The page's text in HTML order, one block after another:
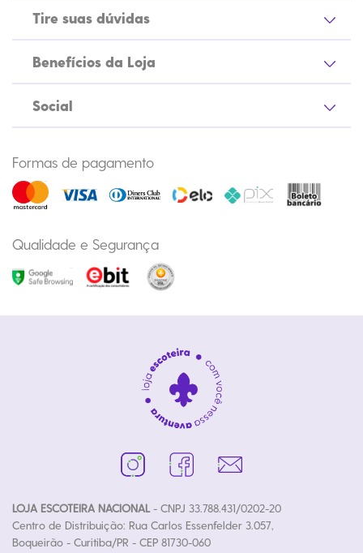
Tire suas dúvidas
Benefícios da Loja
Social
Formas de pagamento
Qualidade e Segurança
LOJA ESCOTEIRA NACIONAL- CNPJ 33.788.431/0202-20
Centro de Distribuição: Rua Carlos Essenfelder 3.057,
Boqueirão - Curitiba/PR - CEP 81730-060